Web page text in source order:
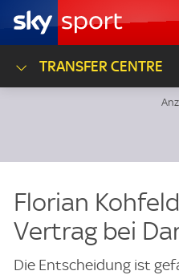
TRANSFER CENTRE
Florian
Vertrag bei
Die Entscheidung ist